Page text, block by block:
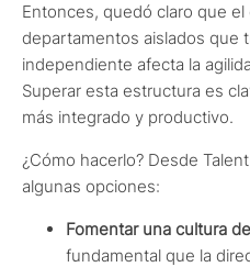
Entonces, quedó claro que
departamentos aislados que
independiente afecta la
Superar esta estructura es
más integrado y productivo.
¿Cómo hacerlo? Desde
algunas opciones:
Fomentar una cultura
fundamental que la